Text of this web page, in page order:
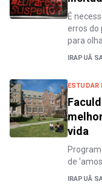
É
erros do
para
IRAPUÃ
ESTUDAR
vida
de
IRAPUÃ